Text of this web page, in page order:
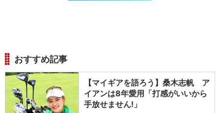
おすすめ記事
【マイギアを語ろう】桑木志帆 ア
イアンは8年愛用「打感がいいから
手放せません!」